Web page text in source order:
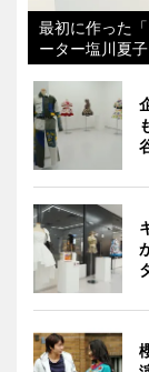
最初に作った
ーター塩川夏